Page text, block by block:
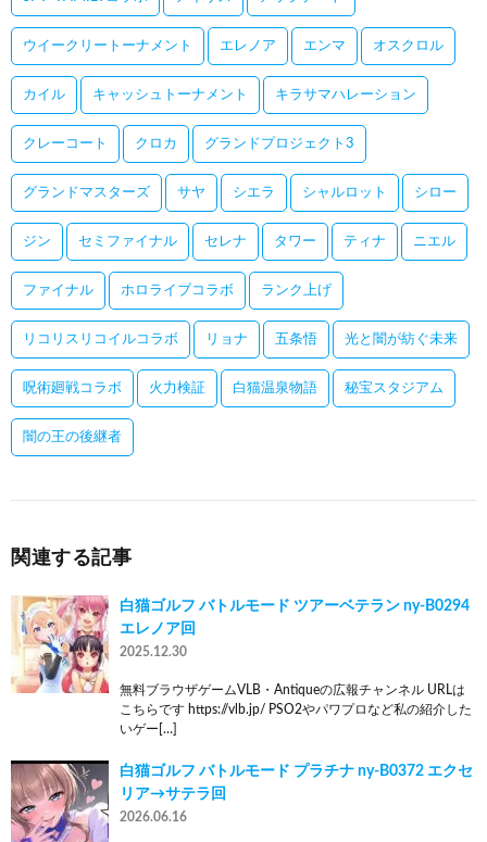
ウイークリートーナメント エレノア エンマ オスクロル
カイル キャッシュトーナメント キラサマハレーション
クレーコート クロカ グランドプロジェクト3
グランドマスターズ サヤ シエラ シャルロット シロー
ジン セミファイナル セレナ タワー ティナ ニエル
ファイナル ホロライブコラボ ランク上げ
リコリスリコイルコラボ リョナ 五条悟 光と闇が紡ぐ未来
呪術廻戦コラボ 火力検証 白猫温泉物語 秘宝スタジアム
闇の王の後継者
関連する記事
白猫ゴルフ バトルモード ツアーベテラン ny-B0294
エレノア回
2025.12.30
無料ブラウザゲームVLB・Antiqueの広報チャンネル URLは
こちらです https://vlb.jp/ PSO2やパワプロなど私の紹介した
いゲー[…]
白猫ゴルフ バトルモード プラチナ ny-B0372 エクセ
リア→サテラ回
2026.06.16